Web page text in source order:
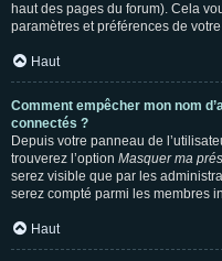
haut des pages du forum). Cela
paramètres et préférences de
Haut
Comment empêcher mon nom
connectés ?
Depuis votre panneau de
trouverez l’option Masquer ma
serez visible que par les
serez compté parmi les membres
Haut